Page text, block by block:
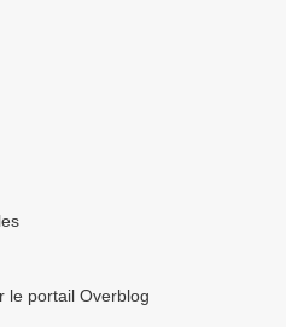
le portail Overblog